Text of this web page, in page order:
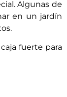
Algunas de
en un jardín
fuerte para